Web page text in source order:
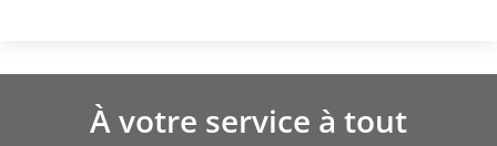
À votre service à tout